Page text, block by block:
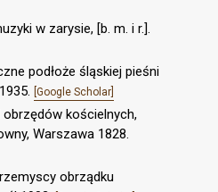
w zarysie, [b. m. i r.].
podłoże śląskiej pieśni
[Google Scholar]
obrzędów kościelnych,
Warszawa 1828.
obrządku